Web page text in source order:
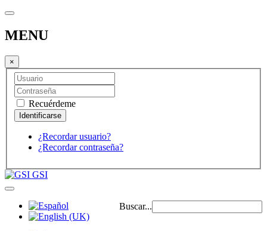
MENU
×
Recuérdeme
¿Recordar usuario?
¿Recordar contraseña?
GSI
Buscar...